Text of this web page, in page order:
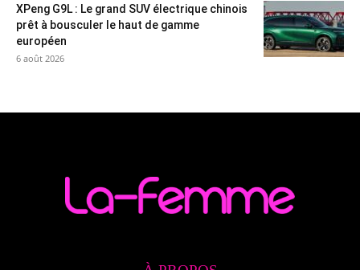
XPeng G9L : Le grand SUV électrique chinois
prêt à bousculer le haut de gamme
européen
6 août 2026